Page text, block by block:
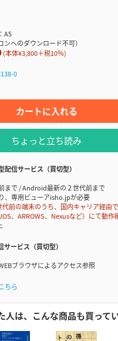
A5
ンへのダウンロード不可）
(本体¥3,800＋税10％)
0
カートに入れる
ちょっと立ち読み
配信サービス（買切型）
まで / Android最新の２世代前まで
、専用ビューアisho.jpが必要
前の端末のうち、国内キャリア経由
、ARROWS、Nexusなど）にて動作
サービス（買切型）
ブラウザによるアクセス参照
こちら
人は、こんな商品も買ってい